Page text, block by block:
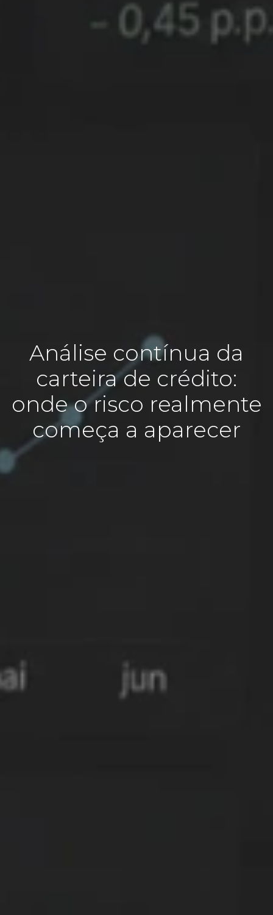
Análise contínua da
carteira de crédito:
onde o risco realmente
começa a aparecer